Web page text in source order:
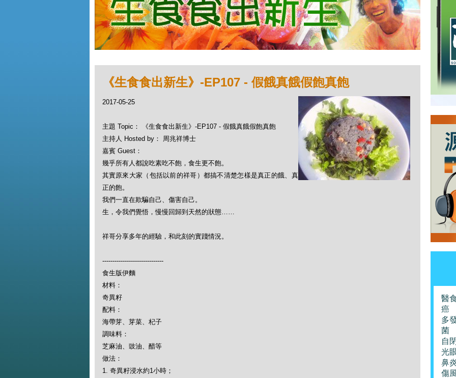
《生食食出新生》-EP107 - 假餓真餓假飽真飽
2017-05-25
主題 Topic： 《生食食出新生》-EP107 - 假餓真餓假飽真飽
主持人 Hosted by： 周兆祥博士
嘉賓 Guest：
幾乎所有人都說吃素吃不飽，食生更不飽。
其實原來大家（包括以前的祥哥）都搞不清楚怎樣是真正的餓、真
正的飽。
我們一直在欺騙自己、傷害自己。
生，令我們覺悟，慢慢回歸到天然的狀態……
祥哥分享多年的經驗，和此刻的實踐情況。
------------------------------
食生版伊麵
材料：
奇異籽
配料：
海帶芽、芽菜、杞子
調味料：
芝麻油、豉油、醋等
做法：
1. 奇異籽浸水約1小時；
醫
癌
多
菌
自
光
鼻
傷